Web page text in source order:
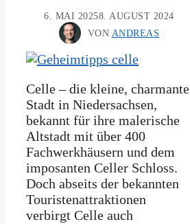
6. MAI 20258. AUGUST 2024
VON ANDREAS
Celle – die kleine, charmante
Stadt in Niedersachsen,
bekannt für ihre malerische
Altstadt mit über 400
Fachwerkhäusern und dem
imposanten Celler Schloss.
Doch abseits der bekannten
Touristenattraktionen
verbirgt Celle auch